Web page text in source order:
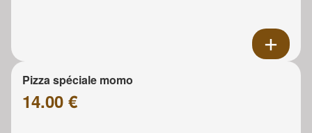
Pizza spéciale momo
14.00 €